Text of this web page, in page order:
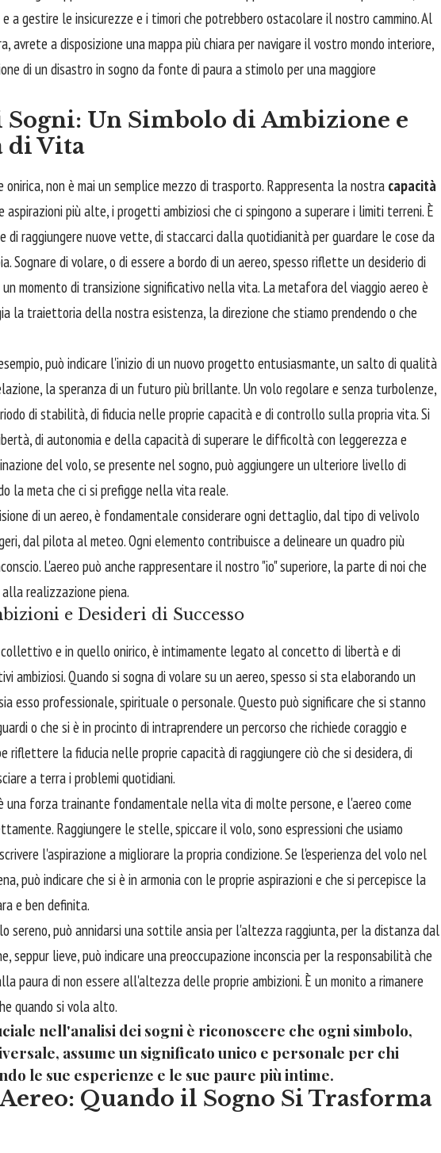
e a gestire le insicurezze e i timori che potrebbero ostacolare il nostro cammino. Al
avrete a disposizione una mappa più chiara per navigare il vostro mondo interiore,
di un disastro in sogno da fonte di paura a stimolo per una maggiore
Sogni: Un Simbolo di Ambizione e
di Vita
onirica, non è mai un semplice mezzo di trasporto. Rappresenta la nostra capacità
aspirazioni più alte, i progetti ambiziosi che ci spingono a superare i limiti terreni. È
di raggiungere nuove vette, di staccarci dalla quotidianità per guardare le cose da
Sognare di volare, o di essere a bordo di un aereo, spesso riflette un desiderio di
un momento di transizione significativo nella vita. La metafora del viaggio aereo è
la traiettoria della nostra esistenza, la direzione che stiamo prendendo o che
può indicare l'inizio di un nuovo progetto entusiasmante, un salto di qualità
la speranza di un futuro più brillante. Un volo regolare e senza turbolenze,
di stabilità, di fiducia nelle proprie capacità e di controllo sulla propria vita. Si
di autonomia e della capacità di superare le difficoltà con leggerezza e
del volo, se presente nel sogno, può aggiungere un ulteriore livello di
la meta che ci si prefigge nella vita reale.
di un aereo, è fondamentale considerare ogni dettaglio, dal tipo di velivolo
dal pilota al meteo. Ogni elemento contribuisce a delineare un quadro più
L'aereo può anche rappresentare il nostro "io" superiore, la parte di noi che
realizzazione piena.
e Desideri di Successo
e in quello onirico, è intimamente legato al concetto di libertà e di
ambiziosi. Quando si sogna di volare su un aereo, spesso si sta elaborando un
esso professionale, spirituale o personale. Questo può significare che si stanno
o che si è in procinto di intraprendere un percorso che richiede coraggio e
riflettere la fiducia nelle proprie capacità di raggiungere ciò che si desidera, di
a terra i problemi quotidiani.
una forza trainante fondamentale nella vita di molte persone, e l'aereo come
Raggiungere le stelle, spiccare il volo, sono espressioni che usiamo
l'aspirazione a migliorare la propria condizione. Se l'esperienza del volo nel
può indicare che si è in armonia con le proprie aspirazioni e che si percepisce la
e ben definita.
sereno, può annidarsi una sottile ansia per l'altezza raggiunta, per la distanza dal
seppur lieve, può indicare una preoccupazione inconscia per la responsabilità che
paura di non essere all'altezza delle proprie ambizioni. È un monito a rimanere
quando si vola alto.
nell'analisi dei sogni è riconoscere che ogni simbolo,
assume un significato unico e personale per chi
le sue esperienze e le sue paure più intime.
Quando il Sogno Si Trasforma